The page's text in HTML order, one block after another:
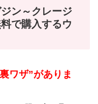
ン～クレージ
で購入するウ
ワザ”がありま